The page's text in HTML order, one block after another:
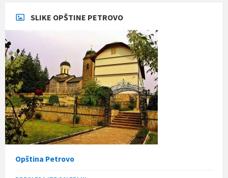
SLIKE OPŠTINE PETROVO
Opština Petrovo